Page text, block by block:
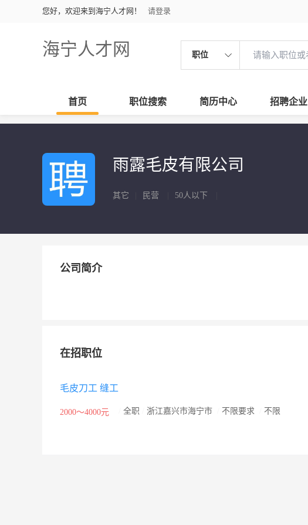
您好，欢迎来到海宁人才网！ 请登录
海宁人才网 职位
首页 职位搜索 简历中心 招聘企业
雨露毛皮有限公司
其它 民营 50人以下
公司简介
在招职位
毛皮刀工 缝工
2000～4000元 全职 浙江嘉兴市海宁市 不限要求 不限